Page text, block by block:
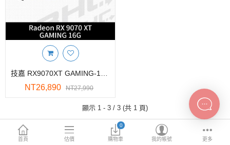
內接式硬碟
外接隨身碟
More Categories
首頁 估價
0
購物車 我的帳號 更多
NT26,890 NT27,990
顯示 1 - 3 / 3 (共 1 頁)